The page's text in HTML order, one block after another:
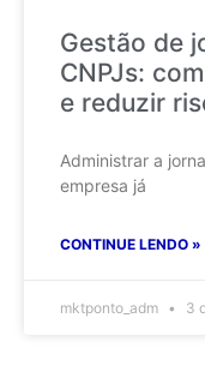
Gestão de
CNPJs:
e reduzir
Administrar a
empresa já
CONTINUE LENDO »
mktponto_adm 3